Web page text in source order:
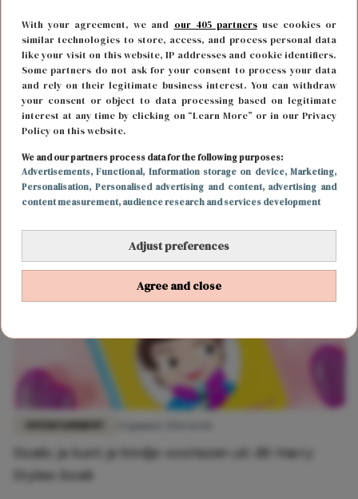
With your agreement, we and our 405 partnersuse cookies or
similar technologies to store, access, and process personal data
like your visit on this website, IP addresses and cookie identifiers.
Some partners do not ask for your consent to process your data
and rely on their legitimate business interest. You can withdraw
your consent or object to data processing based on legitimate
interest at any time by clicking on “Learn More” or in our Privacy
Policy on this website.
We and our partners process data for the following purposes:
Advertisements, Functional, Information storage on device, Marketing,
Personalisation, Personalised advertising and content, advertising and
content measurement, audience research and services development
Adjust preferences
Agree and close
Fans van His & Hers opgelet: dít nieuwe boek wil
je lezen
Goals: je kunt je kindje voorlezen uit dít Harry
Styles-boek